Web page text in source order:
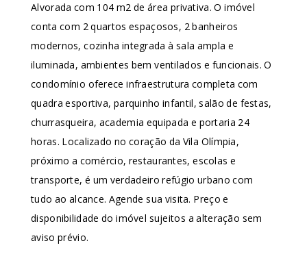
Alvorada com 104 m2 de área privativa. O imóvel
conta com 2 quartos espaçosos, 2 banheiros
modernos, cozinha integrada à sala ampla e
iluminada, ambientes bem ventilados e funcionais. O
condomínio oferece infraestrutura completa com
quadra esportiva, parquinho infantil, salão de festas,
churrasqueira, academia equipada e portaria 24
horas. Localizado no coração da Vila Olímpia,
próximo a comércio, restaurantes, escolas e
transporte, é um verdadeiro refúgio urbano com
tudo ao alcance. Agende sua visita. Preço e
disponibilidade do imóvel sujeitos a alteração sem
aviso prévio.